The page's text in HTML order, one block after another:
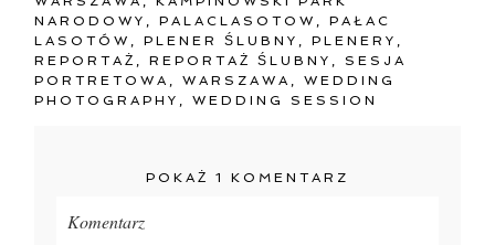
NARODOWY
,PALACLASOTOW ,PAŁAC
LASOTÓW
,PLENER ŚLUBNY ,PLENERY
REPORTAŻ
,REPORTAŻ ŚLUBNY
SESJA
PORTRETOWA
,WARSZAWA ,WEDDING
PHOTOGRAPHY
,WEDDING SESSION
POKAŻ 1 KOMENTARZ
Komentarz